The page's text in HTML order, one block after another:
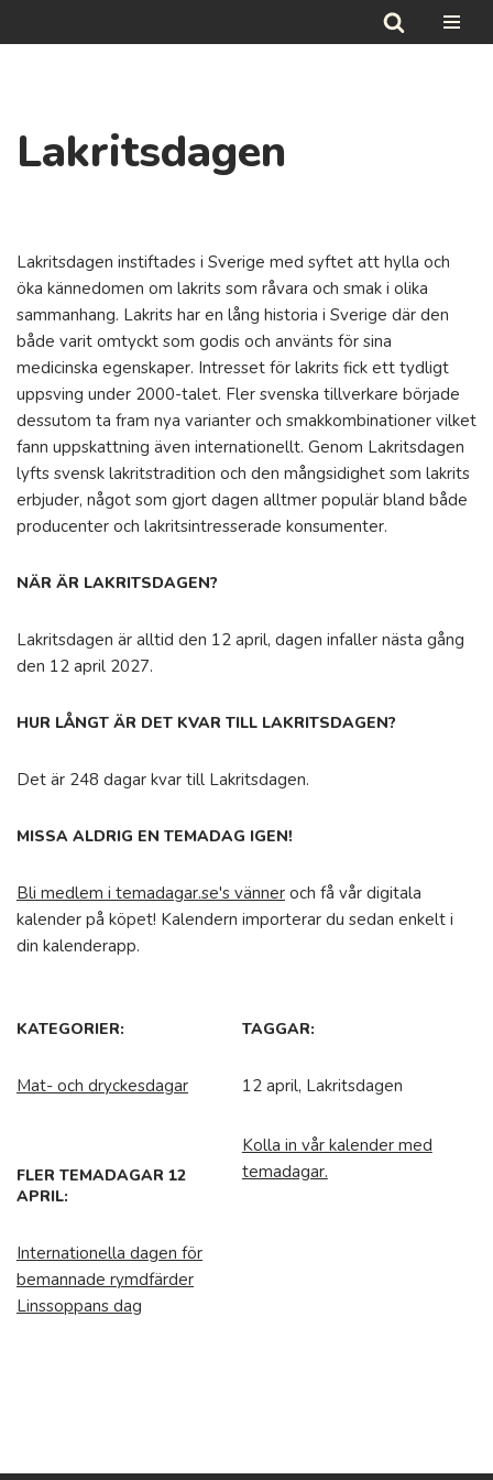
Lakritsdagen
Lakritsdagen instiftades i Sverige med syftet att hylla och
öka kännedomen om lakrits som råvara och smak i olika
sammanhang. Lakrits har en lång historia i Sverige där den
både varit omtyckt som godis och använts för sina
medicinska egenskaper. Intresset för lakrits fick ett tydligt
uppsving under 2000-talet. Fler svenska tillverkare började
dessutom ta fram nya varianter och smakkombinationer vilket
fann uppskattning även internationellt. Genom Lakritsdagen
lyfts svensk lakritstradition och den mångsidighet som lakrits
erbjuder, något som gjort dagen alltmer populär bland både
producenter och lakritsintresserade konsumenter.
NÄR ÄR LAKRITSDAGEN?
Lakritsdagen är alltid den 12 april, dagen infaller nästa gång
den 12 april 2027.
HUR LÅNGT ÄR DET KVAR TILL LAKRITSDAGEN?
Det är 248 dagar kvar till Lakritsdagen.
MISSA ALDRIG EN TEMADAG IGEN!
Bli medlem i temadagar.se's vänner och få vår digitala
kalender på köpet! Kalendern importerar du sedan enkelt i
din kalenderapp.
KATEGORIER:
Mat- och dryckesdagar
TAGGAR:
12 april, Lakritsdagen
FLER TEMADAGAR 12
APRIL:
Internationella dagen för
bemannade rymdfärder
Linssoppans dag
Kolla in vår kalender med
temadagar.